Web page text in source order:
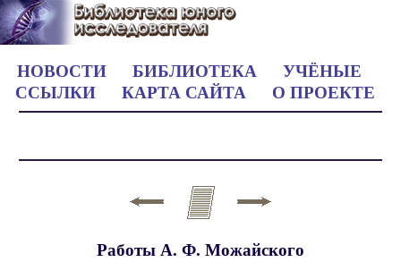
НОВОСТИ БИБЛИОТЕКА
УЧЁНЫЕ
ССЫЛКИ
КАРТА САЙТА О ПРОЕКТЕ
Работы А. Ф. Можайского